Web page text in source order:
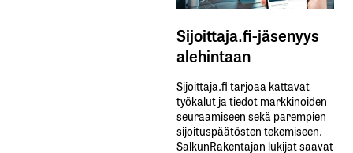
Sijoittaja.fi-jäsenyys
alehintaan
Sijoittaja.fi tarjoaa kattavat
työkalut ja tiedot markkinoiden
seuraamiseen sekä parempien
sijoituspäätösten tekemiseen.
SalkunRakentajan lukijat saavat